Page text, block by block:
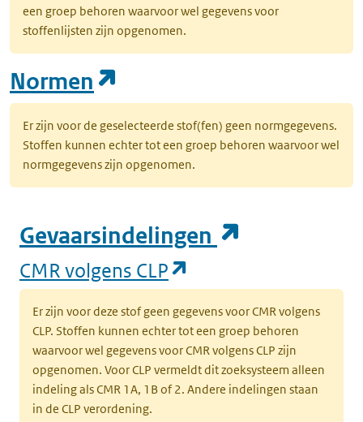
een groep behoren waarvoor wel gegevens voor
stoffenlijsten zijn opgenomen.
Normen
Er zijn voor de geselecteerde stof(fen) geen normgegevens.
Stoffen kunnen echter tot een groep behoren waarvoor wel
normgegevens zijn opgenomen.
Gevaarsindelingen
CMR volgens CLP
Er zijn voor deze stof geen gegevens voor CMR volgens
CLP. Stoffen kunnen echter tot een groep behoren
waarvoor wel gegevens voor CMR volgens CLP zijn
opgenomen. Voor CLP vermeldt dit zoeksysteem alleen
indeling als CMR 1A, 1B of 2. Andere indelingen staan
in de CLP verordening.